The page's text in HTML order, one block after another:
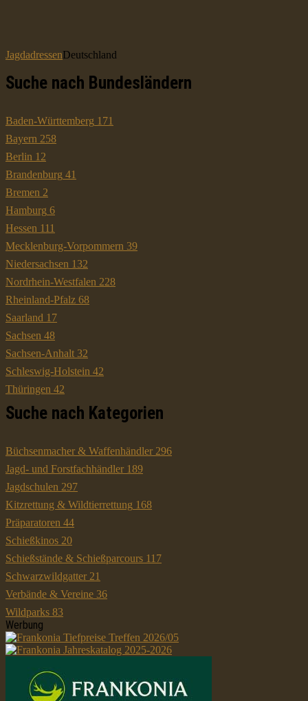
JagdadressenDeutschland
Suche nach Bundesländern
Baden-Württemberg 171
Bayern 258
Berlin 12
Brandenburg 41
Bremen 2
Hamburg 6
Hessen 111
Mecklenburg-Vorpommern 39
Niedersachsen 132
Nordrhein-Westfalen 228
Rheinland-Pfalz 68
Saarland 17
Sachsen 48
Sachsen-Anhalt 32
Schleswig-Holstein 42
Thüringen 42
Suche nach Kategorien
Büchsenmacher & Waffenhändler 296
Jagd- und Forstfachhändler 189
Jagdschulen 297
Kitzrettung & Wildtierrettung 168
Präparatoren 44
Schießkinos 20
Schießstände & Schießparcours 117
Schwarzwildgatter 21
Verbände & Vereine 36
Wildparks 83
Werbung